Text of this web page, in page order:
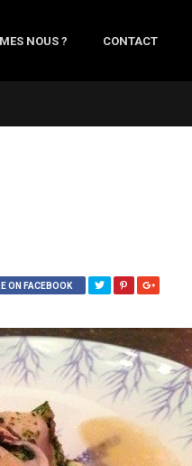
NOUS ? CONTACT
ON FACEBOOK